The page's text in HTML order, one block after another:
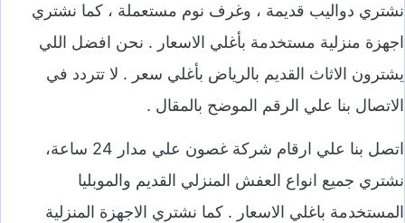
نشتري دواليب قديمة ، وغرف نوم مستعملة ، كما نشتري
اجهزة منزلية مستخدمة بأغلي الاسعار . نحن افضل اللي
يشترون الاثاث القديم بالرياض بأغلي سعر . لا تتردد في
الاتصال بنا علي الرقم الموضح بالمقال .
اتصل بنا علي ارقام شركة غصون علي مدار 24 ساعة،
نشتري جميع انواع العفش المنزلي القديم والموبليا
المستخدمة باغلي الاسعار . كما نشتري الاجهزة المنزلية